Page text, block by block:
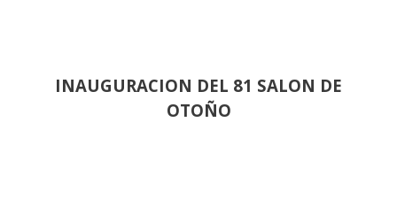
INAUGURACION DEL 81 SALON DE
OTOÑO